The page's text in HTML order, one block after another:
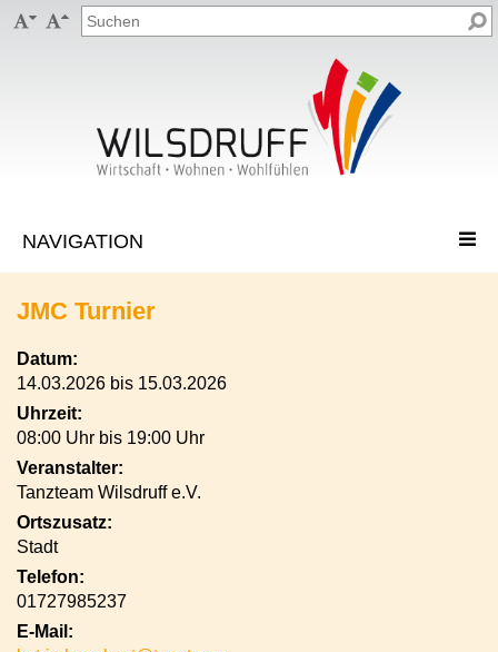
 
JMC Turnier
Datum:
14.03.2026 bis 15.03.2026
Uhrzeit:
08:00 Uhr bis 19:00 Uhr
Veranstalter:
Tanzteam Wilsdruff e.V.
Ortszusatz:
Stadt
Telefon:
01727985237
E-Mail: